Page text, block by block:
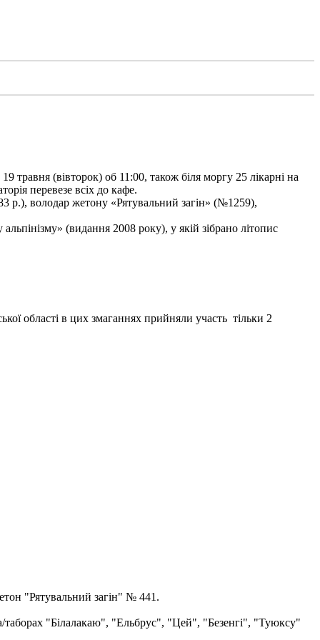
травня (вівторок) об 11:00, також біля моргу 25 лікарні на
перевезе всіх до кафе.
р.), володар жетону «Рятувальний загін» (№1259),
(видання 2008 року), у якій зібрано літопис
області в цих змаганнях прийняли участь тільки 2
"Рятувальний загін" № 441.
таборах "Білалакаю", "Ельбрус", "Цей", "Безенгі", "Туюксу"